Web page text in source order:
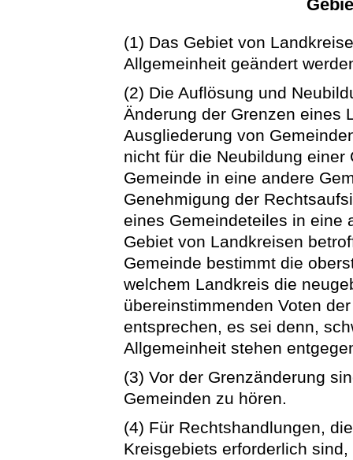
(1) Das Gebiet von
Allgemeinheit geändert
(2) Die Auflösung und
Änderung der Grenzen eines
Ausgliederung von
nicht für die Neubildung
Gemeinde in eine andere
Genehmigung der
eines Gemeindeteiles in eine
Gebiet von Landkreisen
Gemeinde bestimmt die
welchem Landkreis die
übereinstimmenden Voten
entsprechen, es sei denn,
Allgemeinheit stehen
(3) Vor der Grenzänderung
Gemeinden zu hören.
(4) Für Rechtshandlungen,
Kreisgebiets erforderlich